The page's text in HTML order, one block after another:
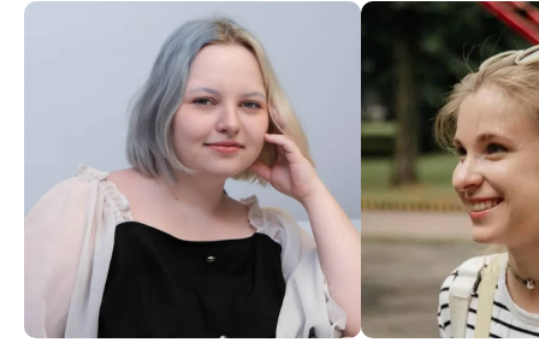
Курс состоит из 16 занятий